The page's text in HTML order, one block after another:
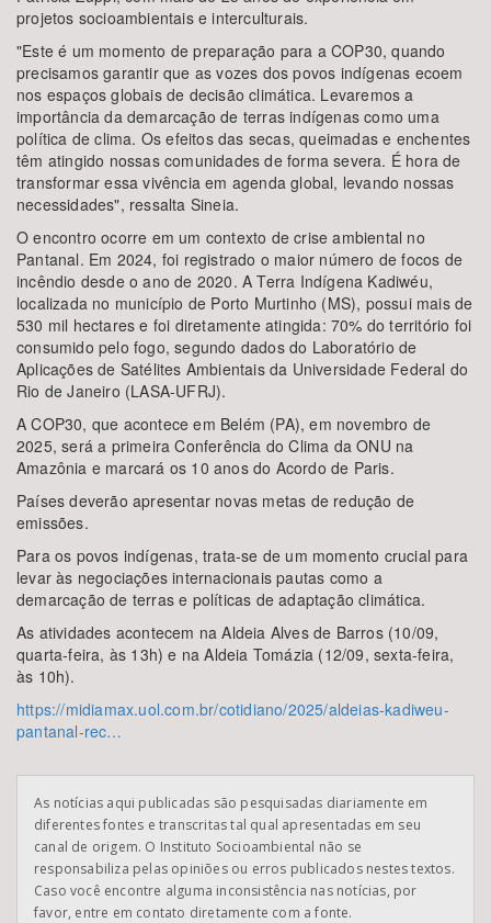
projetos socioambientais e interculturais.
"Este é um momento de preparação para a COP30, quando
precisamos garantir que as vozes dos povos indígenas ecoem
nos espaços globais de decisão climática. Levaremos a
importância da demarcação de terras indígenas como uma
política de clima. Os efeitos das secas, queimadas e enchentes
têm atingido nossas comunidades de forma severa. É hora de
transformar essa vivência em agenda global, levando nossas
necessidades", ressalta Sineia.
O encontro ocorre em um contexto de crise ambiental no
Pantanal. Em 2024, foi registrado o maior número de focos de
incêndio desde o ano de 2020. A Terra Indígena Kadiwéu,
localizada no município de Porto Murtinho (MS), possui mais de
530 mil hectares e foi diretamente atingida: 70% do território foi
consumido pelo fogo, segundo dados do Laboratório de
Aplicações de Satélites Ambientais da Universidade Federal do
Rio de Janeiro (LASA-UFRJ).
A COP30, que acontece em Belém (PA), em novembro de
2025, será a primeira Conferência do Clima da ONU na
Amazônia e marcará os 10 anos do Acordo de Paris.
Países deverão apresentar novas metas de redução de
emissões.
Para os povos indígenas, trata-se de um momento crucial para
levar às negociações internacionais pautas como a
demarcação de terras e políticas de adaptação climática.
As atividades acontecem na Aldeia Alves de Barros (10/09,
quarta-feira, às 13h) e na Aldeia Tomázia (12/09, sexta-feira,
às 10h).
https://midiamax.uol.com.br/cotidiano/2025/aldeias-kadiweu-
pantanal-rec…
As notícias aqui publicadas são pesquisadas diariamente em
diferentes fontes e transcritas tal qual apresentadas em seu
canal de origem. O Instituto Socioambiental não se
responsabiliza pelas opiniões ou erros publicados nestes textos.
Caso você encontre alguma inconsistência nas notícias, por
favor, entre em contato diretamente com a fonte.